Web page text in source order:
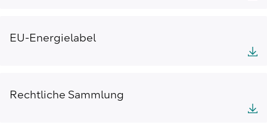
EU-Energielabel
Rechtliche Sammlung